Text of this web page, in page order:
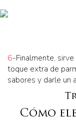
6-Finalmente,
toque extra de
sabores y darle un
Cómo